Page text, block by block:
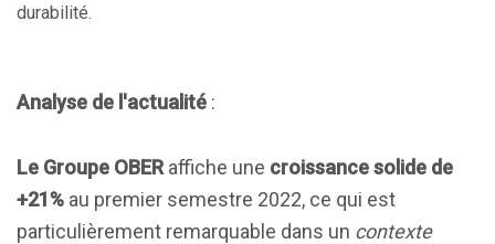
durabilité.
Analyse de l'actualité :
Le Groupe OBER affiche une croissance solide de
+21% au premier semestre 2022, ce qui est
particulièrement remarquable dans un contexte